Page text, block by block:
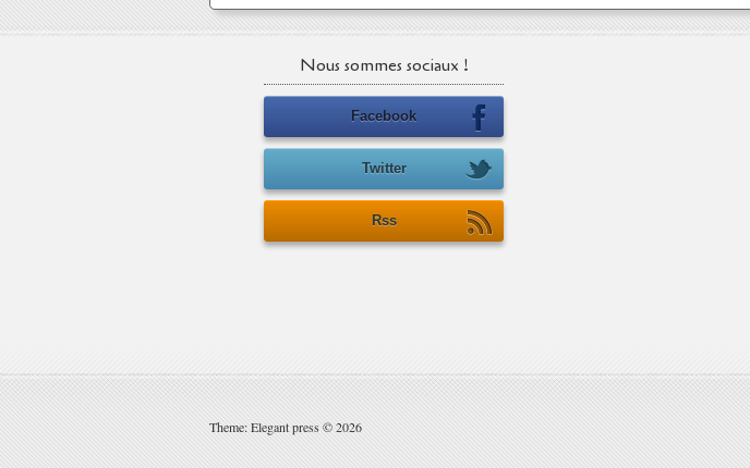
Nous sommes sociaux !
Facebook
Twitter
Rss
Theme: Elegant press © 2026